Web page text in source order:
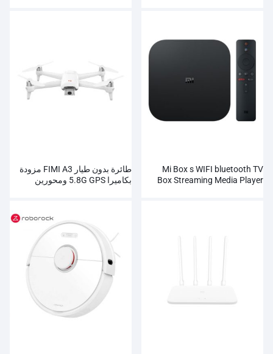
Mi Box s WIFI bluetooth TV
Box Streaming Media Player
طائرة بدون طيار FIMI A3 مزودة
بكاميرا 5.8G GPS ومحورين